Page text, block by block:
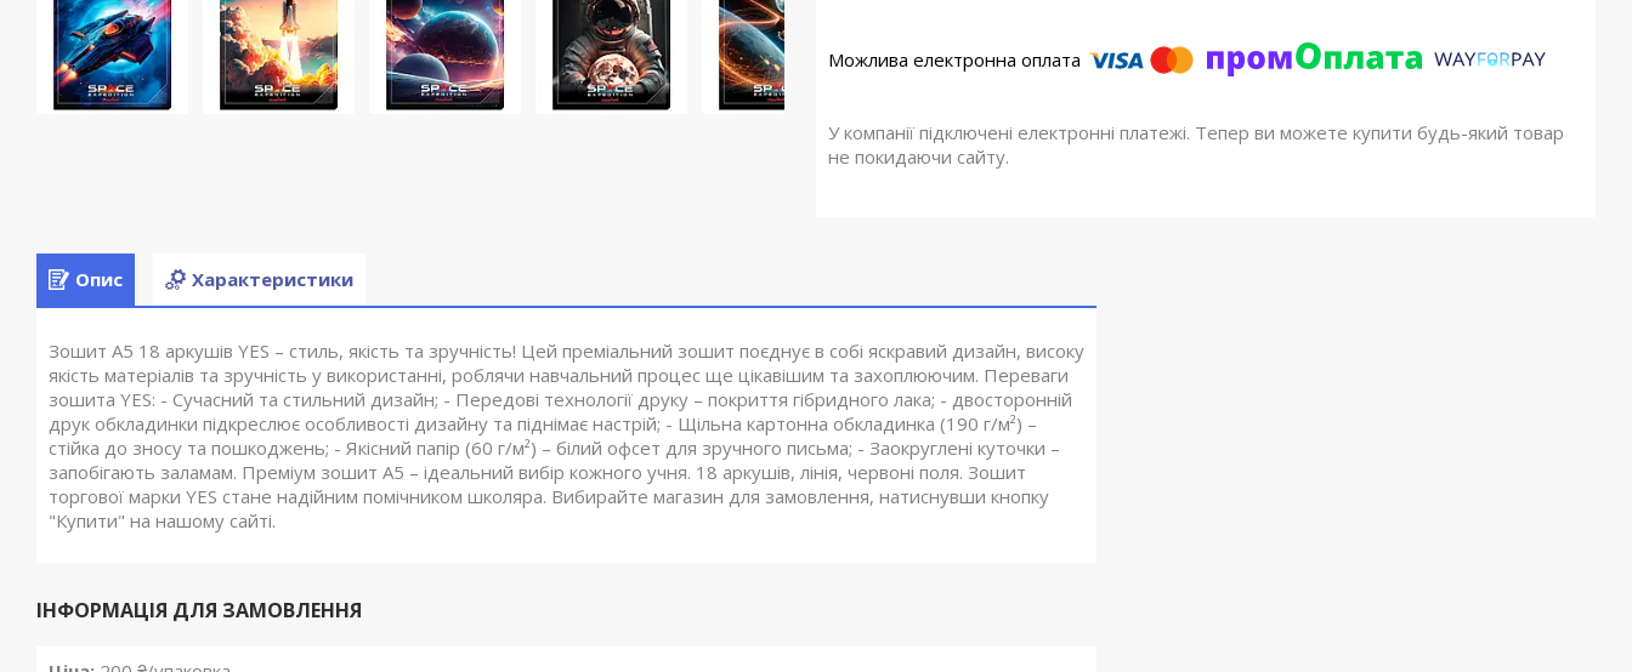
У компанії підключені електронні платежі. Тепер ви можете купити будь-який товар
не покидаючи сайту.
Опис Характеристики
Зошит А5 18 аркушів YES – стиль, якість та зручність! Цей преміальний зошит поєднує в собі яскравий дизайн, високу
якість матеріалів та зручність у використанні, роблячи навчальний процес ще цікавішим та захоплюючим. Переваги
зошита YES: - Сучасний та стильний дизайн; - Передові технології друку – покриття гібридного лака; - двосторонній
друк обкладинки підкреслює особливості дизайну та піднімає настрій; - Щільна картонна обкладинка (190 г/м²) –
стійка до зносу та пошкоджень; - Якісний папір (60 г/м²) – білий офсет для зручного письма; - Заокруглені куточки –
запобігають заламам. Преміум зошит А5 – ідеальний вибір кожного учня. 18 аркушів, лінія, червоні поля. Зошит
торгової марки YES стане надійним помічником школяра. Вибирайте магазин для замовлення, натиснувши кнопку
"Купити" на нашому сайті.
ІНФОРМАЦІЯ ДЛЯ ЗАМОВЛЕННЯ